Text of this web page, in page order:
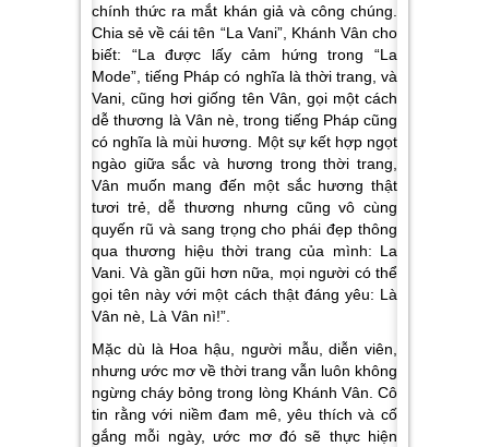
chính thức ra mắt khán giả và công chúng.
Chia sẻ về cái tên “La Vani”, Khánh Vân cho
biết: “La được lấy cảm hứng trong “La
Mode”, tiếng Pháp có nghĩa là thời trang, và
Vani, cũng hơi giống tên Vân, gọi một cách
dễ thương là Vân nè, trong tiếng Pháp cũng
có nghĩa là mùi hương. Một sự kết hợp ngọt
ngào giữa sắc và hương trong thời trang,
Vân muốn mang đến một sắc hương thật
tươi trẻ, dễ thương nhưng cũng vô cùng
quyến rũ và sang trọng cho phái đẹp thông
qua thương hiệu thời trang của mình: La
Vani. Và gần gũi hơn nữa, mọi người có thể
gọi tên này với một cách thật đáng yêu: Là
Vân nè, Là Vân nì!”.
Mặc dù là Hoa hậu, người mẫu, diễn viên,
nhưng ước mơ về thời trang vẫn luôn không
ngừng cháy bỏng trong lòng Khánh Vân. Cô
tin rằng với niềm đam mê, yêu thích và cố
gắng mỗi ngày, ước mơ đó sẽ thực hiện